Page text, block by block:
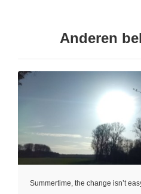
Anderen
Summertime, the change isn’t